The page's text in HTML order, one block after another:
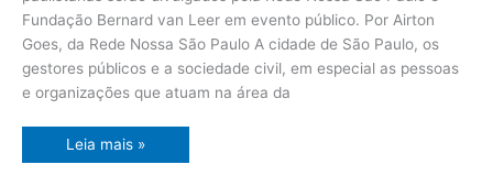
Fundação Bernard van Leer em evento público. Por Airton
Goes, da Rede Nossa São Paulo A cidade de São Paulo, os
gestores públicos e a sociedade civil, em especial as pessoas
e organizações que atuam na área da
Leia mais »